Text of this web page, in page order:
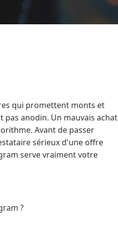
qui promettent monts et
pas anodin. Un mauvais achat
Avant de passer
sérieux d'une offre
serve vraiment votre
?